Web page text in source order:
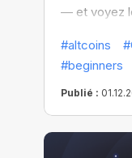
— et voyez
#altcoins
#beginners
Publié :